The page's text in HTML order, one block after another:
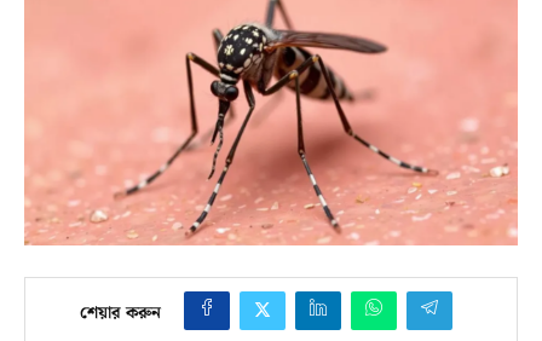
শেয়ার করুন